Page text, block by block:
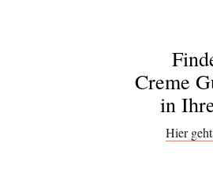
Creme
in
Hier